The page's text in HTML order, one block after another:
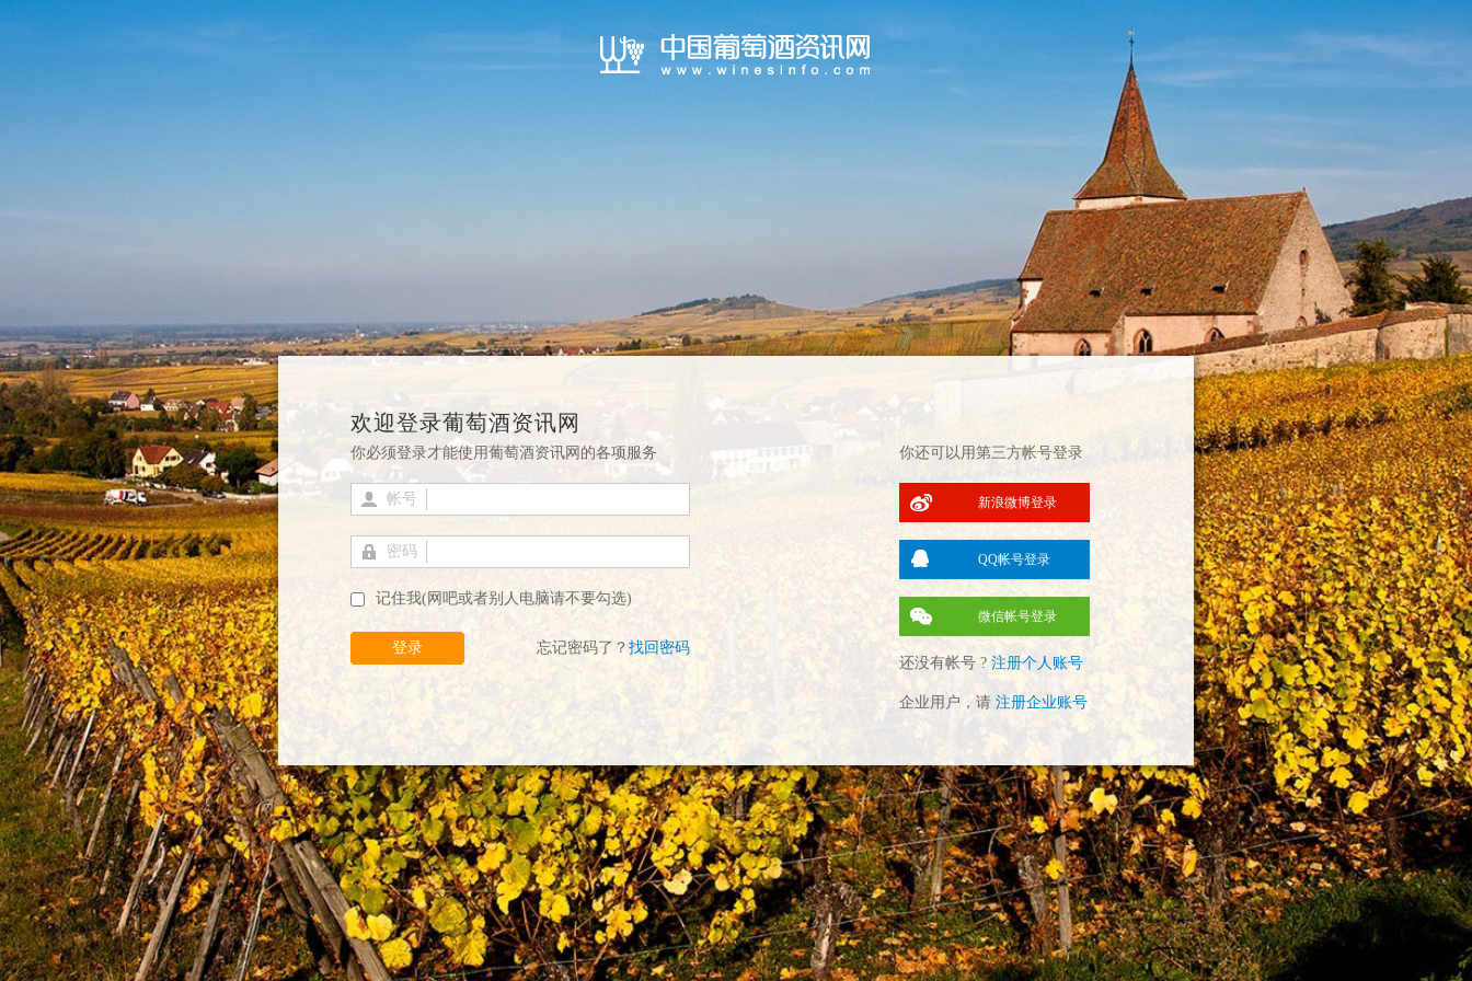
欢迎登录葡萄酒资讯网
你必须登录才能使用葡萄酒资讯网的各项服务
帐号
密码
记住我(网吧或者别人电脑请不要勾选)
登录 忘记密码了？ 找回密码
你还可以用第三方帐号登录
新浪微博登录
QQ帐号登录
微信帐号登录
还没有帐号 ? 注册个人账号
企业用户，请 注册企业账号